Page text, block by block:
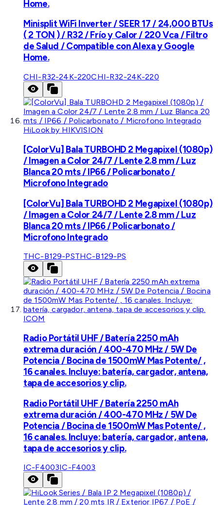
Home.
Minisplit WiFi Inverter / SEER 17 / 24,000 BTUs
( 2 TON ) / R32 / Frío y Calor / 220 Vca / Filtro
de Salud / Compatible con Alexa y Google
Home.
CHI-R32-24K-220CHI-R32-24K-220
HiLook by HIKVISION
[ColorVu] Bala TURBOHD 2 Megapixel (1080p)
/ Imagen a Color 24/7 / Lente 2.8 mm / Luz
Blanca 20 mts / IP66 / Policarbonato /
Microfono Integrado
[ColorVu] Bala TURBOHD 2 Megapixel (1080p)
/ Imagen a Color 24/7 / Lente 2.8 mm / Luz
Blanca 20 mts / IP66 / Policarbonato /
Microfono Integrado
THC-B129-PSTHC-B129-PS
ICOM
Radio Portátil UHF / Batería 2250 mAh
extrema duración / 400-470 MHz / 5W De
Potencia / Bocina de 1500mW Mas Potente/ ,
16 canales. Incluye: batería, cargador, antena,
tapa de accesorios y clip.
Radio Portátil UHF / Batería 2250 mAh
extrema duración / 400-470 MHz / 5W De
Potencia / Bocina de 1500mW Mas Potente/ ,
16 canales. Incluye: batería, cargador, antena,
tapa de accesorios y clip.
IC-F4003IC-F4003